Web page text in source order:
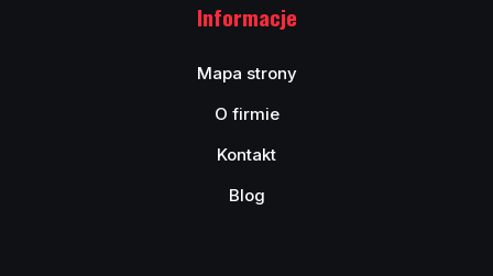
Informacje
Mapa strony
O firmie
Kontakt
Blog